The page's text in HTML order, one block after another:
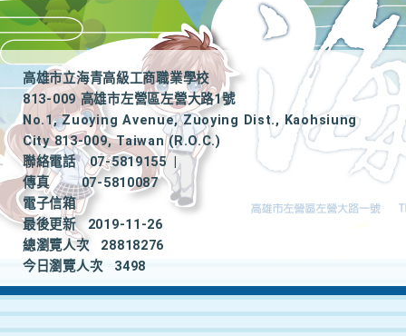
高雄市立海青高級工商職業學校
813-009 高雄市左營區左營大路1號
No.1, Zuoying Avenue, Zuoying Dist., Kaohsiung
City 813-009, Taiwan (R.O.C.)
聯絡電話
07-5819155
|
傳真
07-5810087
電子信箱
最後更新
2019-11-26
總瀏覽人次
28818276
今日瀏覽人次
3498